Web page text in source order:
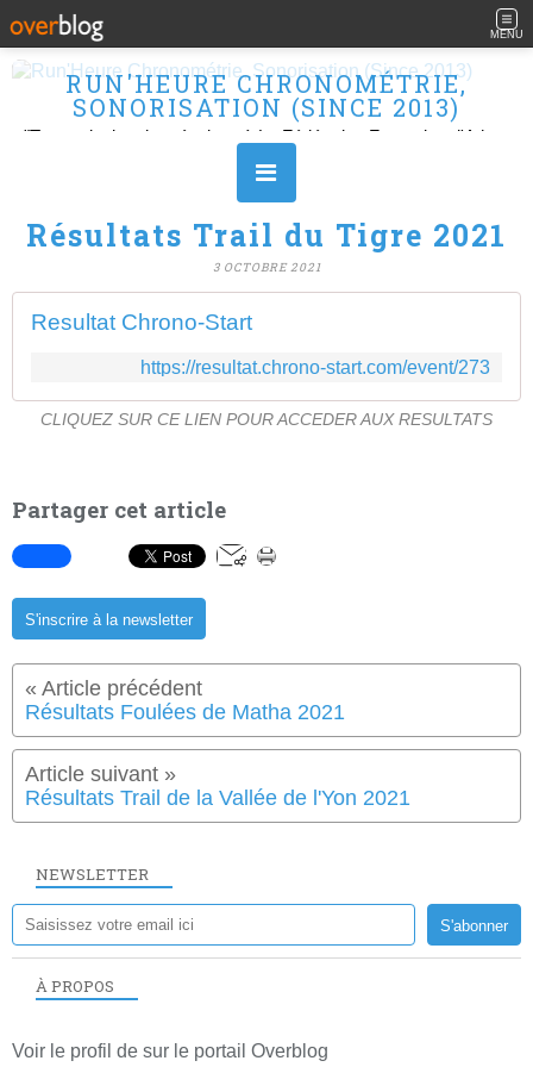
MENU
RUN'HEURE CHRONOMÉTRIE,
SONORISATION (SINCE 2013)
Résultats Trail du Tigre 2021
3 OCTOBRE 2021
Resultat Chrono-Start
https://resultat.chrono-start.com/event/273
CLIQUEZ SUR CE LIEN POUR ACCEDER AUX RESULTATS
Partager cet article
S'inscrire à la newsletter
Résultats Foulées de Matha 2021
Résultats Trail de la Vallée de l'Yon 2021
NEWSLETTER
À PROPOS
Voir le profil de sur le portail Overblog